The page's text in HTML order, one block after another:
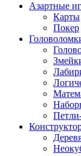
Азартные
Карты
Покер